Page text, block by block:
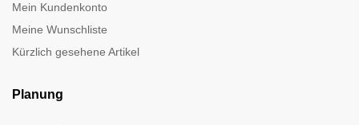
Mein Kundenkonto
Meine Wunschliste
Kürzlich gesehene Artikel
Planung